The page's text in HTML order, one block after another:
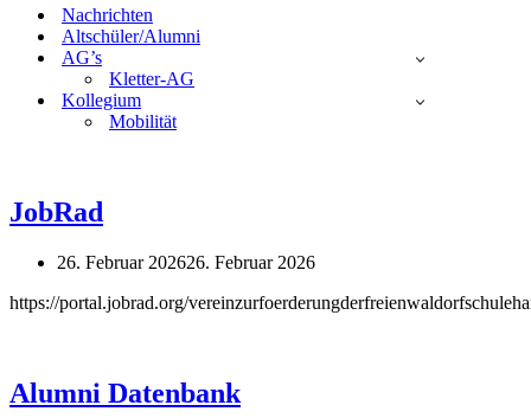
Nachrichten
Altschüler/Alumni
AG’s
Kletter-AG
Kollegium
Mobilität
JobRad
26. Februar 202626. Februar 2026
https://portal.jobrad.org/
Alumni Datenbank